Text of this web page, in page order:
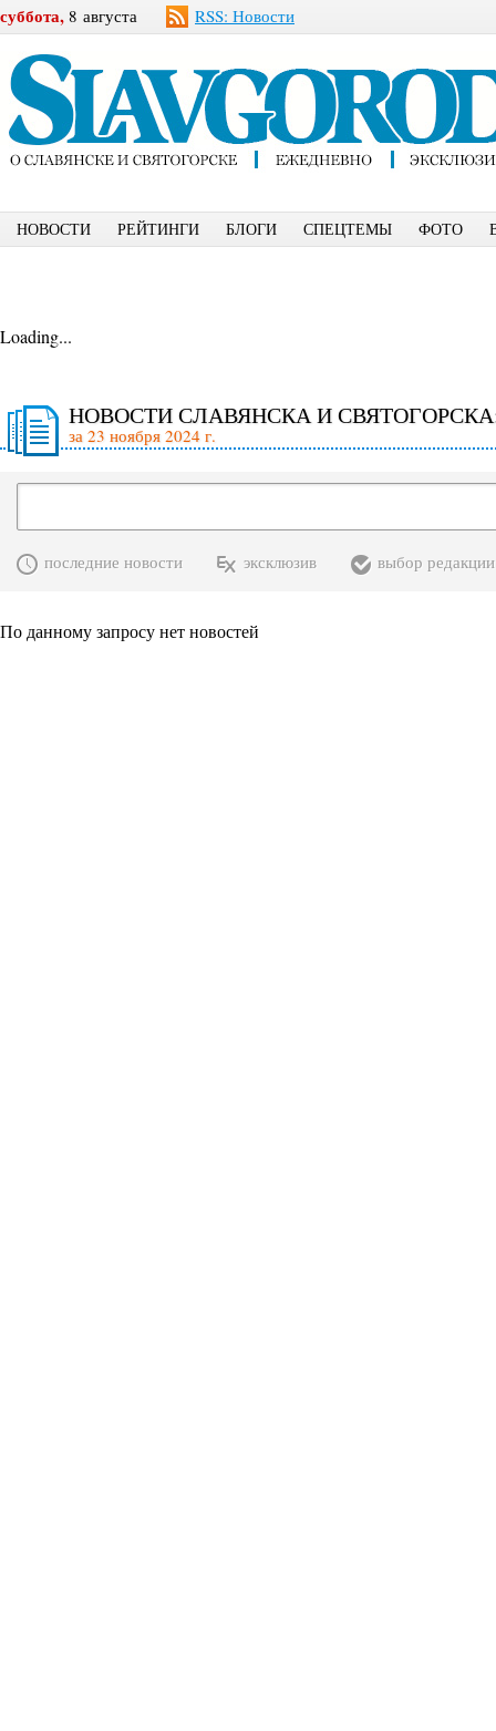
суббота, 8 августа RSS: Новости
НОВОСТИ РЕЙТИНГИ БЛОГИ СПЕЦТЕМЫ ФОТО
Loading...
НОВОСТИ СЛАВЯНСКА И
за 23 ноября 2024 г.
последние новости эксклюзив выбор редакции
По данному запросу нет новостей